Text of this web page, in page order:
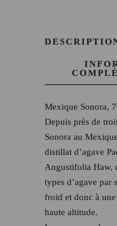
Mexique Sonora,
Depuis près de
Sonora au
distillat d’agave
Angustifolia Haw,
types d’agave par
froid et donc à
haute altitude.